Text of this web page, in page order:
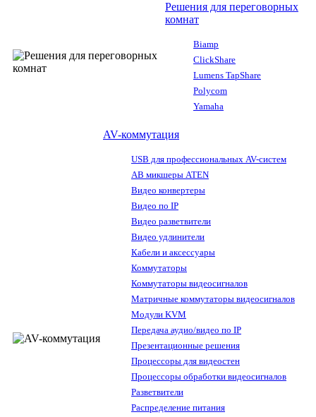
Решения для переговорных
комнат
Biamp
ClickShare
Lumens TapShare
Polycom
Yamaha
AV-коммутация
USB для профессиональных AV-систем
АВ микшеры ATEN
Видео конвертеры
Видео по IP
Видео разветвители
Видео удлинители
Кабели и аксессуары
Коммутаторы
Коммутаторы видеосигналов
Матричные коммутаторы видеосигналов
Модули KVM
Передача аудио/видео по IP
Презентационные решения
Процессоры для видеостен
Процессоры обработки видеосигналов
Разветвители
Распределение питания